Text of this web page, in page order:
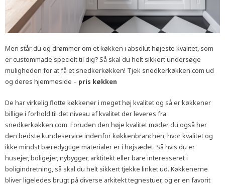
Men står du og drømmer om et køkken i absolut højeste kvalitet, som
er custommade specielt til dig? Så skal du helt sikkert undersøge
muligheden for at få et snedkerkøkken! Tjek snedkerkøkken.com ud
og deres hjemmeside – pris køkken
De har virkelig flotte køkkener i meget høj kvalitet og så er køkkener
billige i forhold til det niveau af kvalitet der leveres fra
snedkerkøkken.com. Foruden den høje kvalitet møder du også her
den bedste kundeservice indenfor køkkenbranchen, hvor kvalitet og
ikke mindst bæredygtige materialer er i højsædet. Så hvis du er
husejer, boligejer, nybygger, arktitekt eller bare interesseret i
boligindretning, så skal du helt sikkert tjekke linket ud. Køkkenerne
bliver ligeledes brugt på diverse arkitekt tegnestuer, og er en favorit